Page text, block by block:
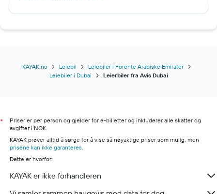
KAYAK.no Leiebil
Leiebiler i Forente Arabiske Emirater
Leiebiler i Dubai
Leierbiler fra Avis Dubai
*
Priser er per person og gjelder for e-billetter og inkluderer alle skatter og
avgifter i NOK.
KAYAK prøver alltid å sørge for å vise så nøyaktige priser som mulig, men
prisene kan ikke garanteres.
Dette er hvorfor:
KAYAK er ikke forhandleren